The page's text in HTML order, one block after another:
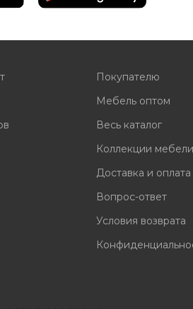
Покупателю
Мебель оптом
Весь каталог
Коллекции мебели
Доставка и оплата
Вопрос-ответ
Условия возврата